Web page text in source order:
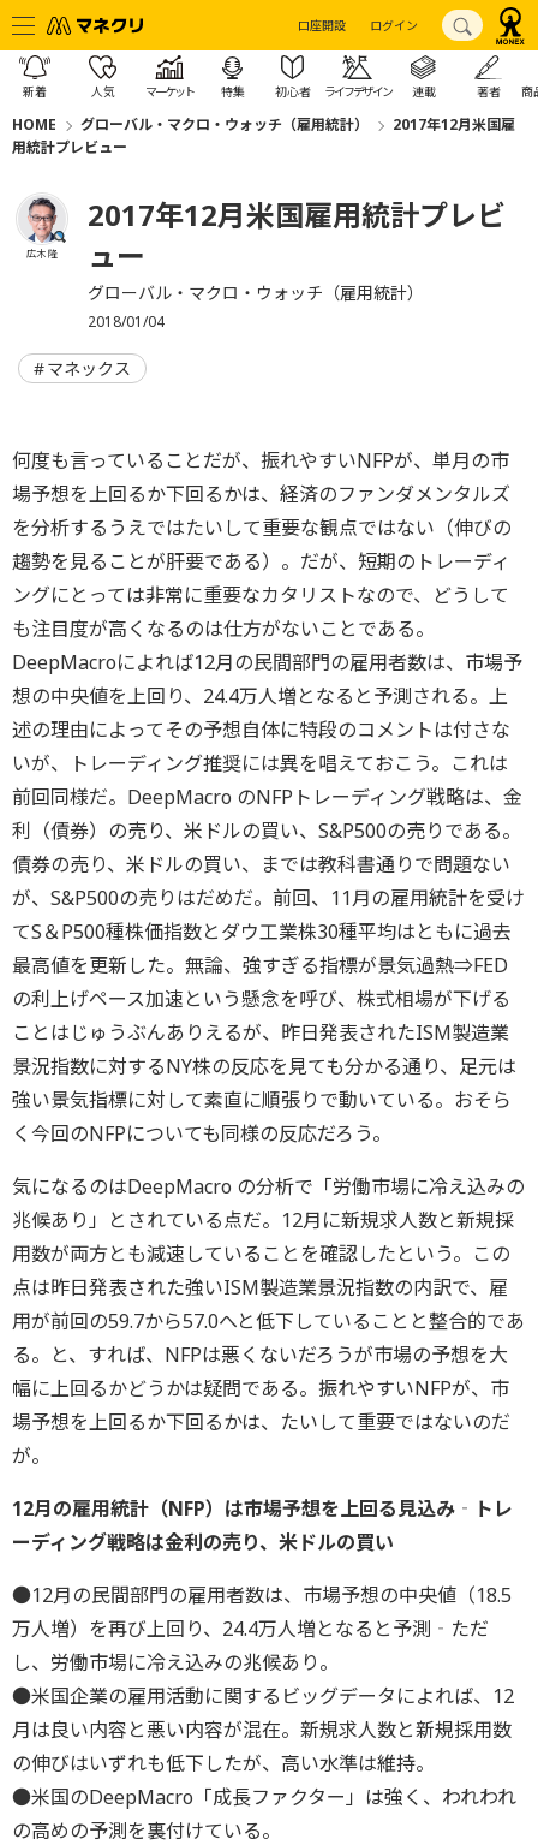
口座開設 ログイン
新着 人気 マーケット 特集 初心者 ライフデザイン 連載 著者 商
HOME グローバル・マクロ・ウォッチ（雇用統計）
2017年12月米国雇
用統計プレビュー
広木 隆
2017年12月米国雇用統計プレビ
ュー
グローバル・マクロ・ウォッチ（雇用統計）
2018/01/04
マネックス
何度も言っていることだが、振れやすいNFPが、単月の市
場予想を上回るか下回るかは、経済のファンダメンタルズ
を分析するうえではたいして重要な観点ではない（伸びの
趨勢を見ることが肝要である）。だが、短期のトレーディ
ングにとっては非常に重要なカタリストなので、どうして
も注目度が高くなるのは仕方がないことである。
DeepMacroによれば12月の民間部門の雇用者数は、市場予
想の中央値を上回り、24.4万人増となると予測される。上
述の理由によってその予想自体に特段のコメントは付さな
いが、トレーディング推奨には異を唱えておこう。これは
前回同様だ。DeepMacro のNFPトレーディング戦略は、金
利（債券）の売り、米ドルの買い、S&P500の売りである。
債券の売り、米ドルの買い、までは教科書通りで問題ない
が、S&P500の売りはだめだ。前回、11月の雇用統計を受け
てS＆P500種株価指数とダウ工業株30種平均はともに過去
最高値を更新した。無論、強すぎる指標が景気過熱⇒FED
の利上げペース加速という懸念を呼び、株式相場が下げる
ことはじゅうぶんありえるが、昨日発表されたISM製造業
景況指数に対するNY株の反応を見ても分かる通り、足元は
強い景気指標に対して素直に順張りで動いている。おそら
く今回のNFPについても同様の反応だろう。
気になるのはDeepMacro の分析で「労働市場に冷え込みの
兆候あり」とされている点だ。12月に新規求人数と新規採
用数が両方とも減速していることを確認したという。この
点は昨日発表された強いISM製造業景況指数の内訳で、雇
用が前回の59.7から57.0へと低下していることと整合的であ
る。と、すれば、NFPは悪くないだろうが市場の予想を大
幅に上回るかどうかは疑問である。振れやすいNFPが、市
場予想を上回るか下回るかは、たいして重要ではないのだ
が。
12月の雇用統計（NFP）は市場予想を上回る見込み‐トレ
ーディング戦略は金利の売り、米ドルの買い
●12月の民間部門の雇用者数は、市場予想の中央値（18.5
万人増）を再び上回り、24.4万人増となると予測‐ただ
し、労働市場に冷え込みの兆候あり。
●米国企業の雇用活動に関するビッグデータによれば、12
月は良い内容と悪い内容が混在。新規求人数と新規採用数
の伸びはいずれも低下したが、高い水準は維持。
●米国のDeepMacro「成長ファクター」は強く、われわれ
の高めの予測を裏付けている。